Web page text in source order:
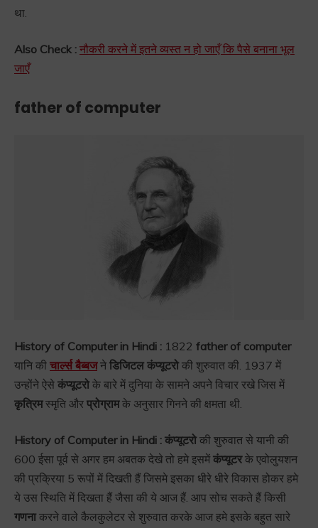
था.
Also Check : नौकरी करने में इतने व्यस्त न हो जाएँ कि पैसे बनाना भूल
जाएँ
father of computer
History of Computer in Hindi : 1822 father of computer
यानि की चार्ल्स बैब्बजने डिजिटल कंप्यूटरोकी शुरुवात की. 1937 में
उन्होंने ऐसे कंप्यूटरोके बारे में दुनिया के सामने अपने विचार रखे जिस में
कृत्रिमस्मृति और प्रोग्रामके अनुसार गिनने की क्षमता थी.
History of Computer in Hindi : कंप्यूटरोकी शुरुवात से यानी की
600 ईसा पूर्व से अगर हम अबतक देखे तो हमे इसमें कंप्यूटरके एवोलुयशन
की प्रक्रिया 5 रूपों में दिखती हैं जिसमे इसका धीरे धीरे विकास होकर हमे
ये उस स्थिति में दिखता हैं जैसा की ये आज हैं. आप सोच सकते हैं किसी
गणनाकरने वाले कैलकुलेटर से शुरुवात करके आज हमे इसके बहुत सारे